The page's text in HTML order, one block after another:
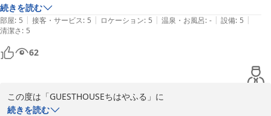
チェックインイン・チェックアウト時のやりとりもあたたかく受け
取ってくださり、感謝の気持ちでいっぱいです。
また寝具につきましてですが、化繊が苦手とのこと、次回ご予約の
際に事前にお知らせいただけましたら、できる限りご対応させてい
星７つ、いただけるよう頑張ります(笑)
続きを読む
部屋: 5 | 接客・サービス: 5 | ロケーション: 5 | 温泉・お風呂: - | 設備: 5 |
清潔さ: 5
62
この度は「GUESTHOUSEちはやふる」に
二度目のご利用をいただき、本当にありがとうございます。
続きを読む